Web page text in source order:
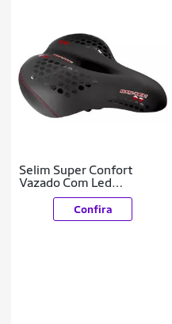
Selim Super Confort
Vazado Com Led
Vermelho Traseiro
Confira